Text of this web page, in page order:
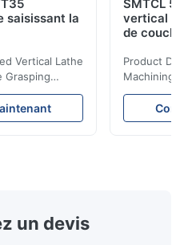
saisissant la
Vertical Lathe
Grasping
CNC Lathe
line stands
design and
drilling and
Ideal
SMTCL 5
vertical
de
Product
Machining
Mineral
Machining
for the
un devis